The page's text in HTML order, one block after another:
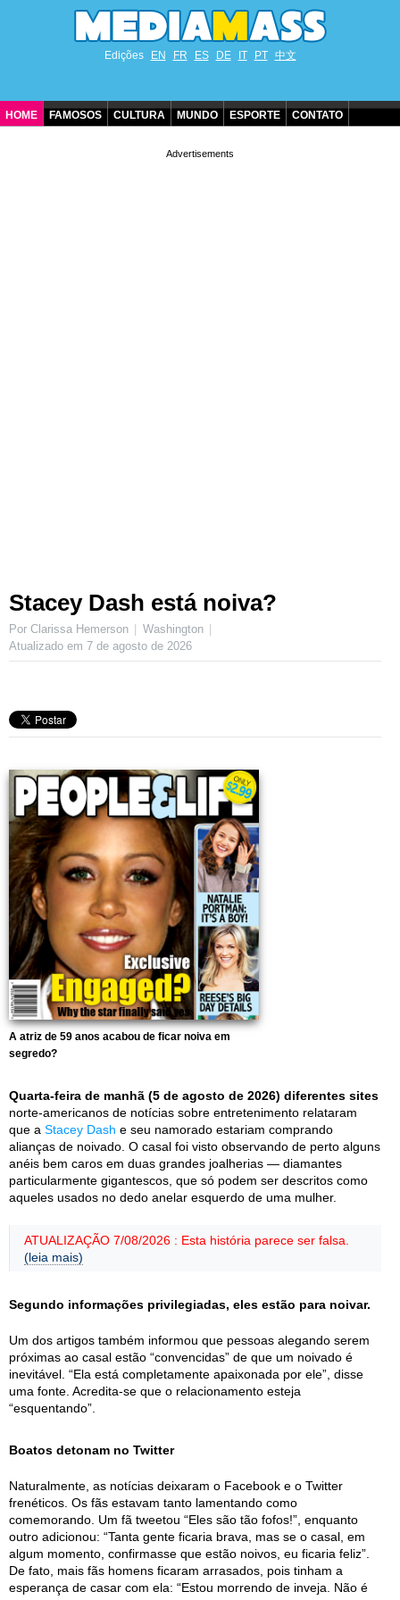
Edições EN FR ES DE IT PT 中文
HOME FAMOSOS CULTURA MUNDO ESPORTE CONTATO
Stacey Dash está noiva?
Por Clarissa Hemerson
Washington
Atualizado em 7 de agosto de 2026
A atriz de 59 anos acabou de ficar noiva em
segredo?
Quarta-feira de manhã (5 de agosto de 2026) diferentes sites
norte-americanos de notícias sobre entretenimento relataram
que a Stacey Dash e seu namorado estariam comprando
alianças de noivado. O casal foi visto observando de perto alguns
anéis bem caros em duas grandes joalherias — diamantes
particularmente gigantescos, que só podem ser descritos como
aqueles usados no dedo anelar esquerdo de uma mulher.
ATUALIZAÇÃO 7/08/2026 : Esta história parece ser falsa.
(leia mais)
Segundo informações privilegiadas, eles estão para noivar.
Um dos artigos também informou que pessoas alegando serem
próximas ao casal estão “convencidas” de que um noivado é
inevitável. “Ela está completamente apaixonada por ele”, disse
uma fonte. Acredita-se que o relacionamento esteja
“esquentando”.
Boatos detonam no Twitter
Naturalmente, as notícias deixaram o Facebook e o Twitter
frenéticos. Os fãs estavam tanto lamentando como
comemorando. Um fã tweetou “Eles são tão fofos!”, enquanto
outro adicionou: “Tanta gente ficaria brava, mas se o casal, em
algum momento, confirmasse que estão noivos, eu ficaria feliz”.
De fato, mais fãs homens ficaram arrasados, pois tinham a
esperança de casar com ela: “Estou morrendo de inveja. Não é